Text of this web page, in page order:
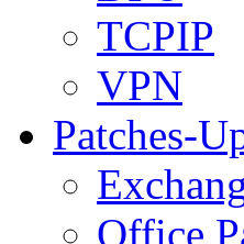
TCPIP
VPN
Patches-
Office